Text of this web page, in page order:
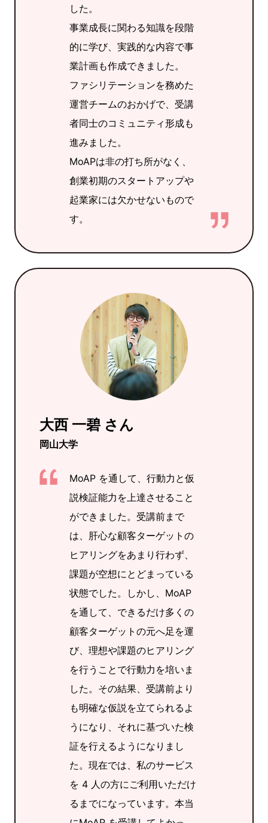
した。
事業成長に関わる知識を段階
的に学び、実践的な内容で事
業計画も作成できました。
ファシリテーションを務めた
運営チームのおかげで、受講
者同士のコミュニティ形成も
進みました。
MoAPは非の打ち所がなく、
創業初期のスタートアップや
起業家には欠かせないもので
す。
大西 一碧 さん
岡山大学
MoAP を通して、行動力と仮
説検証能力を上達させること
ができました。受講前まで
は、肝心な顧客ターゲットの
ヒアリングをあまり行わず、
課題が空想にとどまっている
状態でした。しかし、MoAP
を通して、できるだけ多くの
顧客ターゲットの元へ足を運
び、理想や課題のヒアリング
を行うことで行動力を培いま
した。その結果、受講前より
も明確な仮説を立てられるよ
うになり、それに基づいた検
証を行えるようになりまし
た。現在では、私のサービス
を 4 人の方にご利用いただけ
るまでになっています。本当